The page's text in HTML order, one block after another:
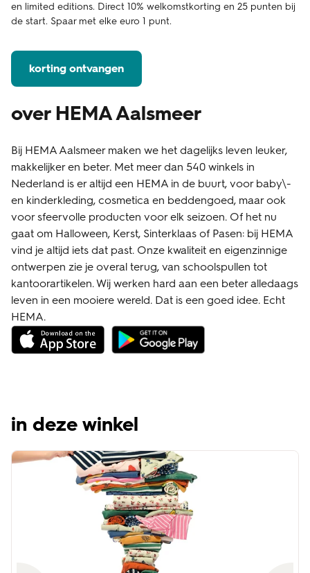
en limited editions. Direct 10% welkomstkorting en 25 punten bij
de start. Spaar met elke euro 1 punt.
korting ontvangen
over HEMA Aalsmeer
Bij HEMA Aalsmeer maken we het dagelijks leven leuker,
makkelijker en beter. Met meer dan 540 winkels in
Nederland is er altijd een HEMA in de buurt, voor baby\-
en kinderkleding, cosmetica en beddengoed, maar ook
voor sfeervolle producten voor elk seizoen. Of het nu
gaat om Halloween, Kerst, Sinterklaas of Pasen: bij HEMA
vind je altijd iets dat past. Onze kwaliteit en eigenzinnige
ontwerpen zie je overal terug, van schoolspullen tot
kantoorartikelen. Wij werken hard aan een beter alledaags
leven in een mooiere wereld. Dat is een goed idee. Echt
HEMA.
in deze winkel